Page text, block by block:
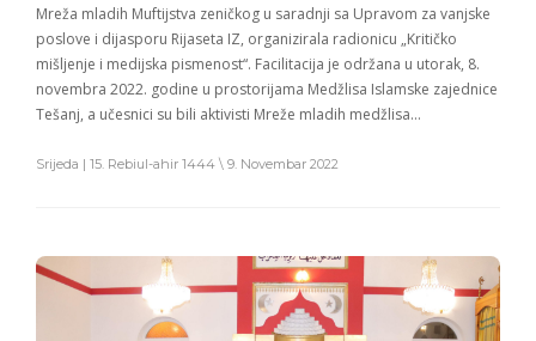
Mreža mladih Muftijstva zeničkog u saradnji sa Upravom za vanjske
poslove i dijasporu Rijaseta IZ, organizirala radionicu „Kritičko
mišljenje i medijska pismenost“. Facilitacija je održana u utorak, 8.
novembra 2022. godine u prostorijama Medžlisa Islamske zajednice
Tešanj, a učesnici su bili aktivisti Mreže mladih medžlisa…
Srijeda | 15. Rebiul-ahir 1444 \ 9. Novembar 2022